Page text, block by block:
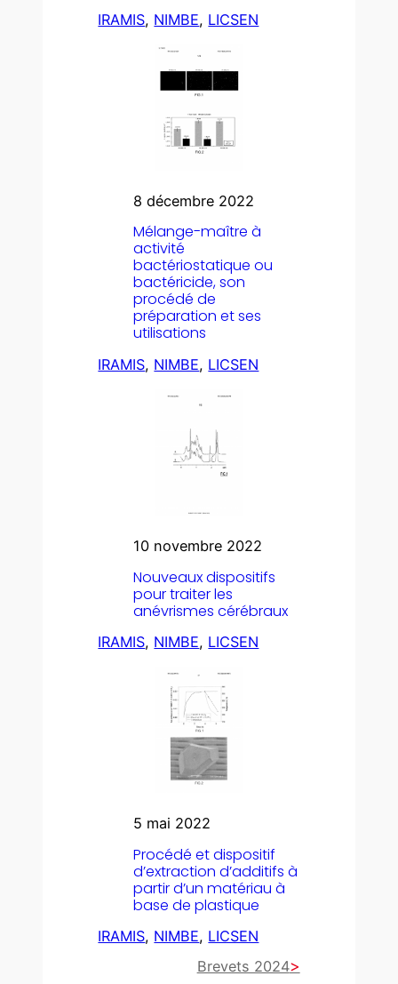
IRAMIS, NIMBE, LICSEN
8 décembre 2022
Mélange-maître à
activité
bactériostatique ou
bactéricide, son
procédé de
préparation et ses
utilisations
IRAMIS, NIMBE, LICSEN
10 novembre 2022
Nouveaux dispositifs
pour traiter les
anévrismes cérébraux
IRAMIS, NIMBE, LICSEN
5 mai 2022
Procédé et dispositif
d’extraction d’additifs à
partir d’un matériau à
base de plastique
IRAMIS, NIMBE, LICSEN
Brevets 2024